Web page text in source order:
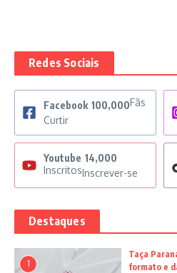
Redes Sociais
Facebook 100,000Fãs
Curtir
Youtube 14,000
InscritosInscrever-se
Destaques
1
Taça
formato e